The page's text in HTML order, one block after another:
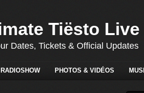
Tiësto
Dates, Tickets & Official Updates
RADIOSHOW PHOTOS & VIDÉOS